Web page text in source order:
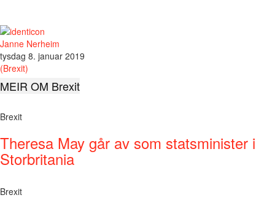
Janne Nerheim
tysdag 8. januar 2019
(Brexit)
MEIR OM Brexit
Brexit
Theresa May går av som statsminister i
Storbritania
Brexit